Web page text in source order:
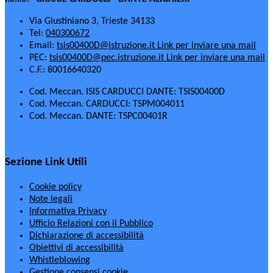
Via Giustiniano 3, Trieste 34133
Tel: 040300672
Email: tsis00400D@istruzione.it Link per inviare una mail
PEC: tsis00400D@pec.istruzione.it Link per inviare una mail
C.F.: 80016640320
Cod. Meccan. ISIS CARDUCCI DANTE: TSIS00400D
Cod. Meccan. CARDUCCI: TSPM004011
Cod. Meccan. DANTE: TSPC00401R
Sezione Link Utili
Cookie policy
Note legali
Informativa Privacy
Ufficio Relazioni con il Pubblico
Dichiarazione di accessibilità
Obiettivi di accessibilità
Whistleblowing